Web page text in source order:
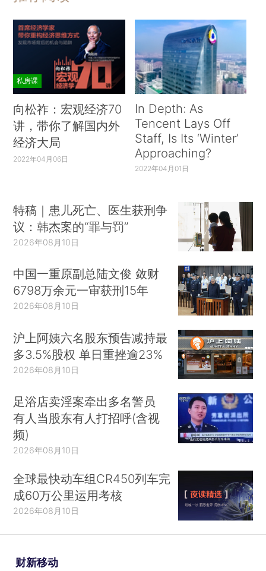
私房课
向松祚：宏观经济70
讲，带你了解国内外
经济大局
2022年04月06日
In Depth: As
Tencent Lays Off
Staff, Is Its ‘Winter’
Approaching?
2022年04月01日
特稿｜患儿死亡、医生获刑争
议：韩杰案的“罪与罚”
2026年08月10日
中国一重原副总陆文俊 敛财
6798万余元一审获刑15年
2026年08月10日
沪上阿姨六名股东预告减持最
多3.5%股权 单日重挫逾23%
2026年08月10日
足浴店卖淫案牵出多名警员
有人当股东有人打招呼(含视
频)
2026年08月10日
全球最快动车组CR450列车完
成60万公里运用考核
2026年08月10日
财新移动